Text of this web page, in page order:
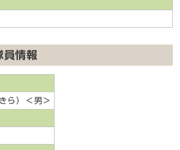
員情報
ら）＜男＞